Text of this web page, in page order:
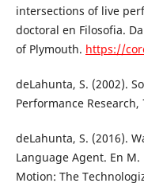
intersections of live
doctoral en Filosofia.
of Plymouth. https://
deLahunta, S. (2002).
Performance Research,
deLahunta, S. (2016).
Language Agent. En
Motion: The